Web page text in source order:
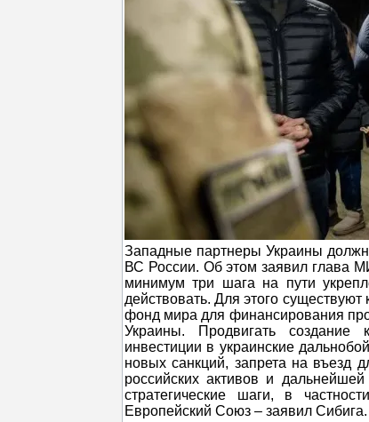
Западные партнеры Украины
ВС России. Об этом заявил глава
минимум три шага на пути
действовать. Для этого
фонд мира для финансирования
Украины. Продвигать создание
инвестиции в украинские
новых санкций, запрета на въезд
российских активов и
стратегические шаги, в
Европейский Союз – заявил Сибига.